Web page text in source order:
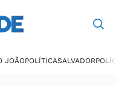
JOÃOPOLÍTICASALVADOR